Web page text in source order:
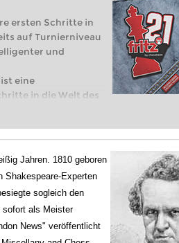
ersten Schritte in
auf Turnierniveau
und
eine
in die Welt des
spielen: Mit
Jahren. 1810 geboren
Shakespeare-Experten
sogleich den
sofort als Meister
News" veröffentlicht